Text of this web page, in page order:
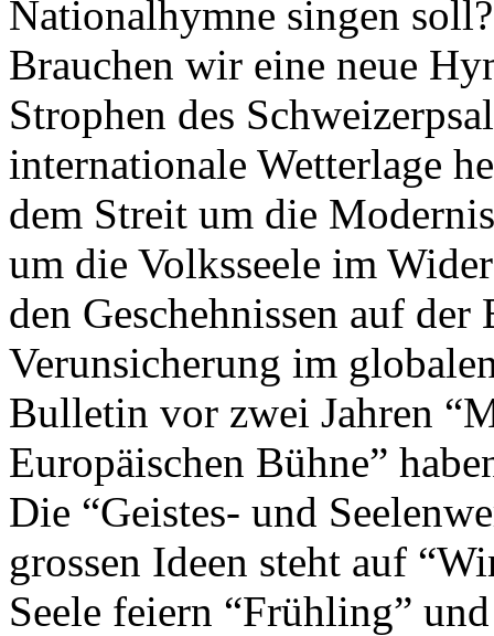
Nationalhymne singen
Brauchen wir eine neue
Strophen des
internationale Wetterlage
dem Streit um die
um die Volksseele im
den Geschehnissen auf
Verunsicherung im
Bulletin vor zwei Jahren
Europäischen Bühne”
Die “Geistes- und
grossen Ideen steht auf
Seele feiern “Frühling”